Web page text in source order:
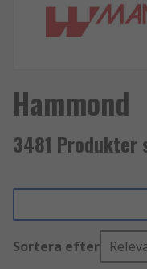
Hammond
3481 Produkter
Sortera efter